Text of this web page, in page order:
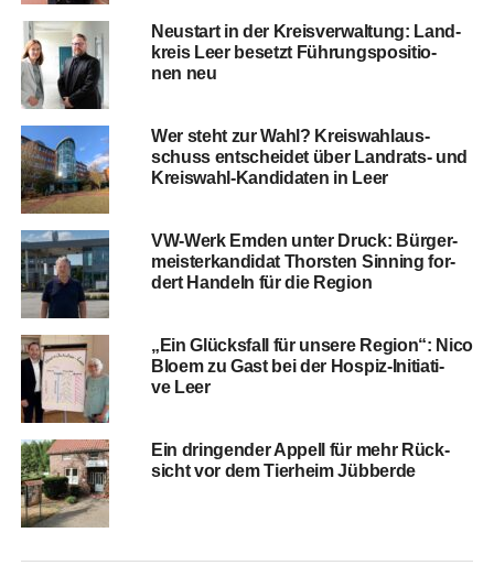
Neu­start in der Kreis­ver­wal­tung: Land­
kreis Leer besetzt Füh­rungs­po­si­tio­
nen neu
Wer steht zur Wahl? Kreis­wahl­aus­
schuss ent­schei­det über Land­rats- und
Kreis­wahl-Kan­di­da­ten in Leer
VW-Werk Emden unter Druck: Bür­ger­
meis­ter­kan­di­dat Thors­ten Sin­ning for­
dert Han­deln für die Region
„Ein Glücks­fall für unse­re Regi­on“: Nico
Blo­em zu Gast bei der Hos­piz-Initia­ti­
ve Leer
Ein drin­gen­der Appell für mehr Rück­
sicht vor dem Tier­heim Jübberde